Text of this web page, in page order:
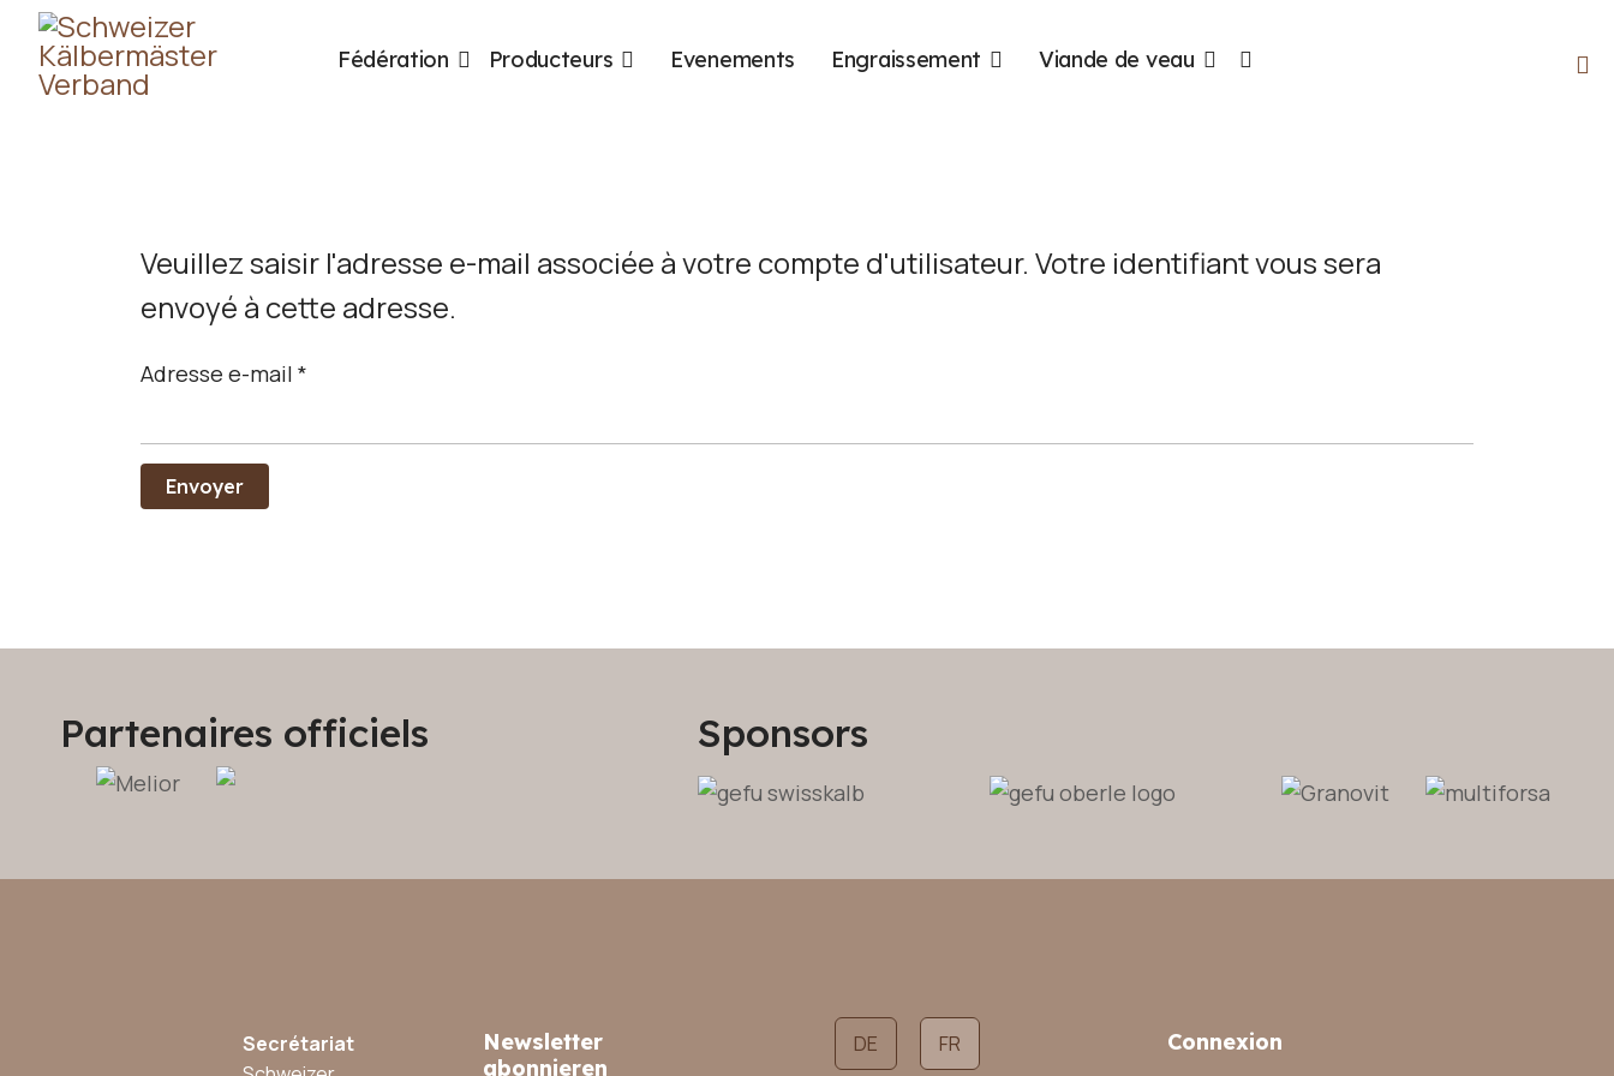
Fédération Producteurs Evenements Engraissement Viande de veau
Veuillez saisir l'adresse e-mail associée à votre compte d'utilisateur. Votre identifiant vous sera
envoyé à cette adresse.
Adresse e-mail *
Envoyer
Partenaires officiels Sponsors
Secrétariat
Newsletter
abonnieren
Sélectionnez votre langue
DE FR Connexion